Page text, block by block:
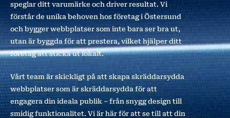
speglar ditt varumärke och driver resultat. Vi
förstår de unika behoven hos företag i Östersund
och bygger webbplatser som inte bara ser bra ut,
utan är byggda för att prestera, vilket hjälper ditt
företag att sticka ut lokalt.
Vårt team är skickligt på att skapa skräddarsydda
webbplatser som är skräddarsydda för att
engagera din ideala publik – från snygg design till
smidig funktionalitet. Vi är här för att se till att din